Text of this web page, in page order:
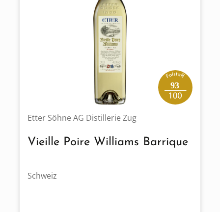
93
Etter Söhne AG Distillerie Zug
Vieille Poire Williams Barrique
Schweiz